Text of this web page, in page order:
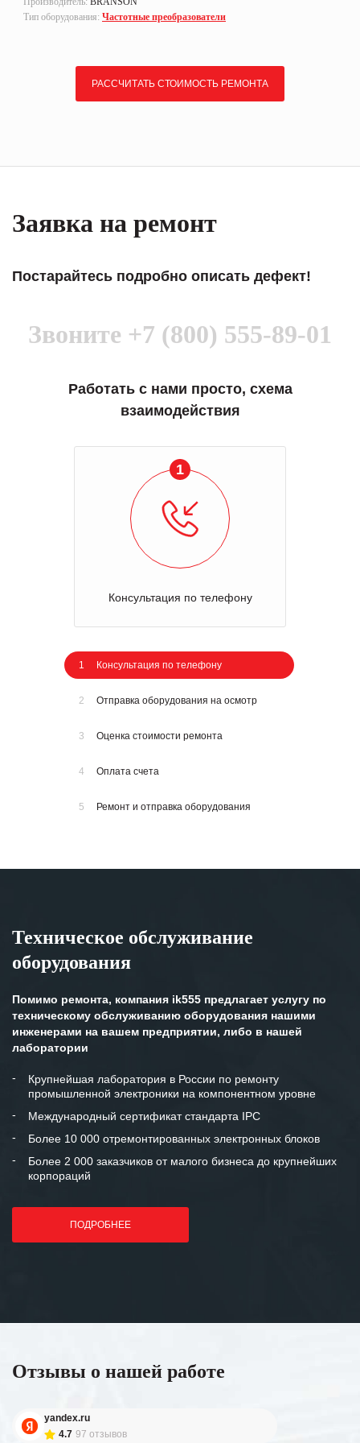
Тип оборудования: Частотные преобразователи
РАССЧИТАТЬ СТОИМОСТЬ РЕМОНТА
Заявка на ремонт
Постарайтесь подробно описать дефект!
Звоните +7 (800) 555-89-01
Работать с нами просто, схема
взаимодействия
1
Консультация по телефону
1 Консультация по телефону
2 Отправка оборудования на осмотр
3 Оценка стоимости ремонта
4 Оплата счета
5 Ремонт и отправка оборудования
Техническое обслуживание
оборудования
Помимо ремонта, компания ik555 предлагает услугу по
техническому обслуживанию оборудования нашими
инженерами на вашем предприятии, либо в нашей
лаборатории
Крупнейшая лаборатория в России по ремонту
промышленной электроники на компонентном уровне
Международный сертификат стандарта IPC
Более 10 000 отремонтированных электронных блоков
Более 2 000 заказчиков от малого бизнеса до крупнейших
корпораций
ПОДРОБНЕЕ
Отзывы о нашей работе
yandex.ru
4.7 97 отзывов